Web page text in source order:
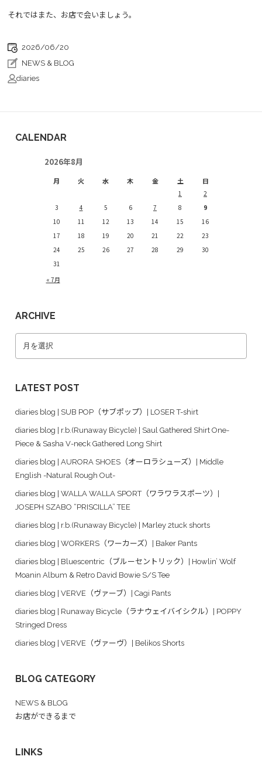
それではまた、お店で会いましょう。
2026/06/20
NEWS & BLOG
diaries
CALENDAR
2026年8月
月 火 水 木 金 土 日
« 7月
1
2
3
4 5 6 7 8
9
10
11 12 13 14 15
16
17
18 19 20 21 22
23
24
25 26 27 28 29
30
31
ARCHIVE
LATEST POST
diaries blog | SUB POP（サブポップ）| LOSER T-shirt
diaries blog | r.b.(Runaway Bicycle) | Saul Gathered Shirt One-
Piece & Sasha V-neck Gathered Long Shirt
diaries blog | AURORA SHOES（オーロラシューズ）| Middle
English -Natural Rough Out-
diaries blog | WALLA WALLA SPORT（ワラワラスポーツ）|
JOSEPH SZABO “PRISCILLA” TEE
diaries blog | r.b.(Runaway Bicycle) | Marley 2tuck shorts
diaries blog | WORKERS（ワーカーズ）| Baker Pants
diaries blog | Bluescentric（ブルーセントリック）| Howlin’ Wolf
Moanin Album & Retro David Bowie S/S Tee
diaries blog | VERVE（ヴァーブ）| Cagi Pants
diaries blog | Runaway Bicycle（ラナウェイバイシクル）| POPPY
Stringed Dress
diaries blog | VERVE（ヴァーヴ）| Belikos Shorts
BLOG CATEGORY
NEWS & BLOG
お店ができるまで
LINKS